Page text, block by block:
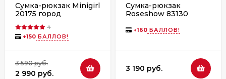
Сумка-рюкзак Minigirl
20175 город
4
+150 БАЛЛОВ!
3 590 руб.
2 990 руб.
Сумка-рюкзак
Roseshow 83130
+160 БАЛЛОВ!
3 190 руб.